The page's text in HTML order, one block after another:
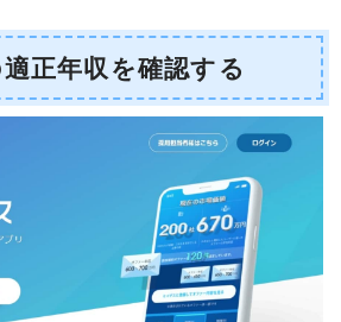
正年収を確認する